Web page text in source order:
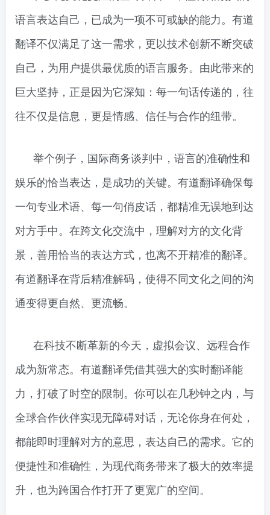
语言表达自己，已成为一项不可或缺的能力。有道
翻译不仅满足了这一需求，更以技术创新不断突破
自己，为用户提供最优质的语言服务。由此带来的
巨大坚持，正是因为它深知：每一句话传递的，往
往不仅是信息，更是情感、信任与合作的纽带。
举个例子，国际商务谈判中，语言的准确性和
娱乐的恰当表达，是成功的关键。有道翻译确保每
一句专业术语、每一句俏皮话，都精准无误地到达
对方手中。在跨文化交流中，理解对方的文化背
景，善用恰当的表达方式，也离不开精准的翻译。
有道翻译在背后精准解码，使得不同文化之间的沟
通变得更自然、更流畅。
在科技不断革新的今天，虚拟会议、远程合作
成为新常态。有道翻译凭借其强大的实时翻译能
力，打破了时空的限制。你可以在几秒钟之内，与
全球合作伙伴实现无障碍对话，无论你身在何处，
都能即时理解对方的意思，表达自己的需求。它的
便捷性和准确性，为现代商务带来了极大的效率提
升，也为跨国合作打开了更宽广的空间。